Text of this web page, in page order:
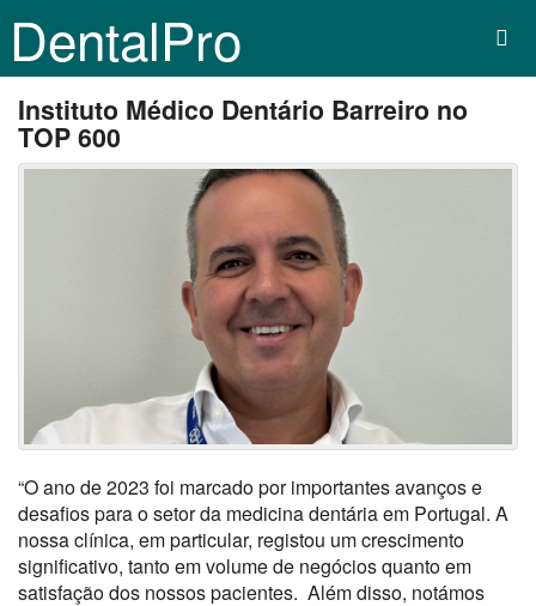
DentalPro
Instituto Médico Dentário Barreiro no
TOP 600
“O ano de 2023 foi marcado por importantes avanços e
desafios para o setor da medicina dentária em Portugal. A
nossa clínica, em particular, registou um crescimento
significativo, tanto em volume de negócios quanto em
satisfação dos nossos pacientes. Além disso, notámos